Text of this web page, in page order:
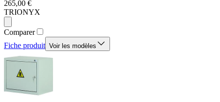
265,00 €
TRIONYX
Comparer
Fiche produit Voir les modèles